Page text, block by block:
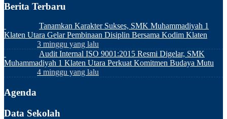
Berita Terbaru
Tanamkan Karakter Sukses, SMK Muhammadiyah 1
Klaten Utara Gelar Pembinaan Disiplin Bersama Kodim Klaten
3 minggu yang lalu
Audit Internal ISO 9001:2015 Resmi Digelar, SMK
Muhammadiyah 1 Klaten Utara Perkuat Komitmen Budaya Mutu
4 minggu yang lalu
Agenda
Data Sekolah